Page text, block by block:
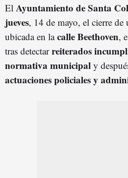
El Ayuntamiento de Santa
jueves, 14 de mayo, el cierre de
ubicada en lacalle Beethoven,
tras detectarreiterados
normativa municipal y
actuaciones policiales y